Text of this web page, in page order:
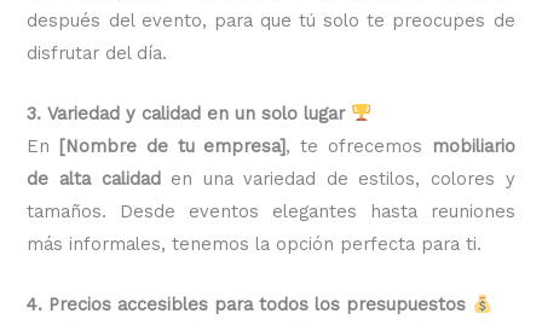
después del evento, para que tú solo te preocupes de
disfrutar del día.
3. Variedad y calidad en un solo lugar
En [Nombre de tu empresa], te ofrecemos
mobiliario
de alta calidaden una variedad de estilos, colores y
tamaños. Desde eventos elegantes hasta reuniones
más informales, tenemos la opción perfecta para ti.
4. Precios accesibles para todos los presupuestos